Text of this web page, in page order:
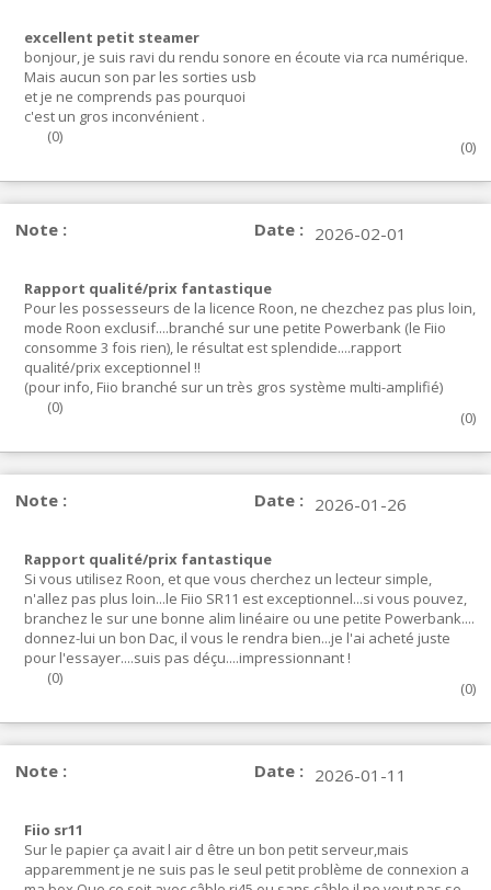
excellent petit steamer
bonjour, je suis ravi du rendu sonore en écoute via rca numérique.
Mais aucun son par les sorties usb
et je ne comprends pas pourquoi
c'est un gros inconvénient .
(0)
(0)
Note : Date : 2026-02-01
Rapport qualité/prix fantastique
Pour les possesseurs de la licence Roon, ne chezchez pas plus loin,
mode Roon exclusif....branché sur une petite Powerbank (le Fiio
consomme 3 fois rien), le résultat est splendide....rapport
qualité/prix exceptionnel !!
(pour info, Fiio branché sur un très gros système multi-amplifié)
(0)
(0)
Note : Date : 2026-01-26
Rapport qualité/prix fantastique
Si vous utilisez Roon, et que vous cherchez un lecteur simple,
n'allez pas plus loin...le Fiio SR11 est exceptionnel...si vous pouvez,
branchez le sur une bonne alim linéaire ou une petite Powerbank....
donnez-lui un bon Dac, il vous le rendra bien...je l'ai acheté juste
pour l'essayer....suis pas déçu....impressionnant !
(0)
(0)
Note : Date : 2026-01-11
Fiio sr11
Sur le papier ça avait l air d être un bon petit serveur,mais
apparemment je ne suis pas le seul petit problème de connexion a